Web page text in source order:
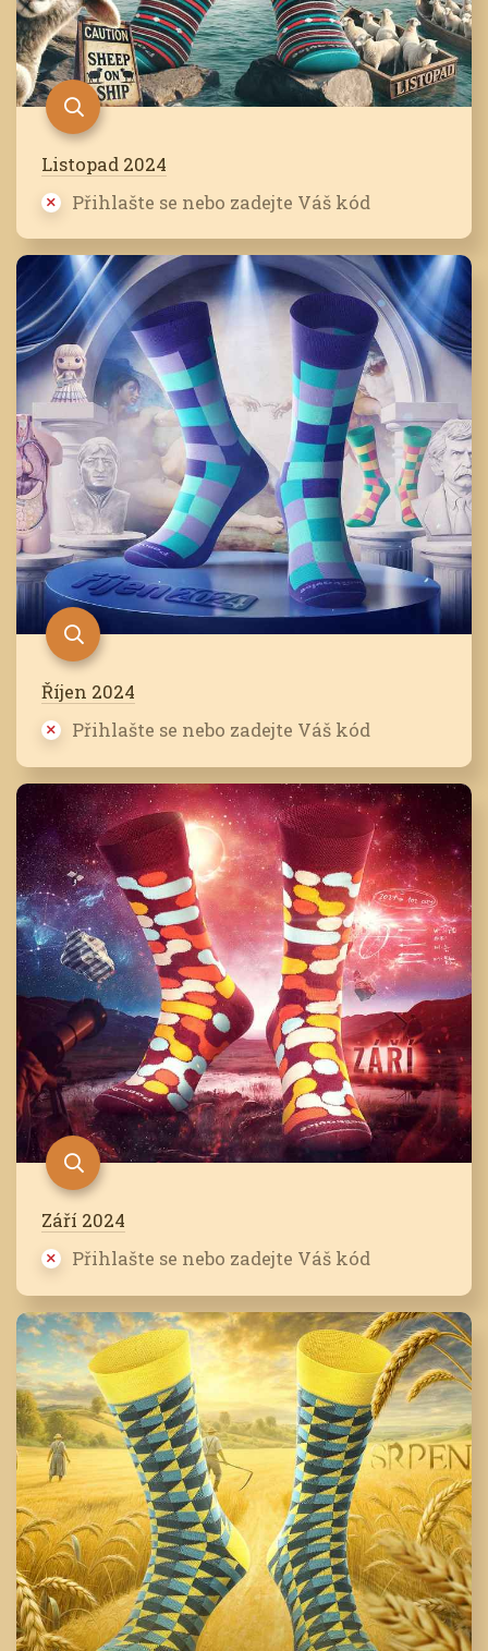
Listopad 2024
Přihlašte se nebo zadejte Váš kód
Říjen 2024
Přihlašte se nebo zadejte Váš kód
Září 2024
Přihlašte se nebo zadejte Váš kód